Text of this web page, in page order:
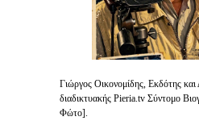
Γιώργος Οικονομίδης, Εκδότης και
διαδικτυακής Pieria.tv Σύντομο
Φώτο].